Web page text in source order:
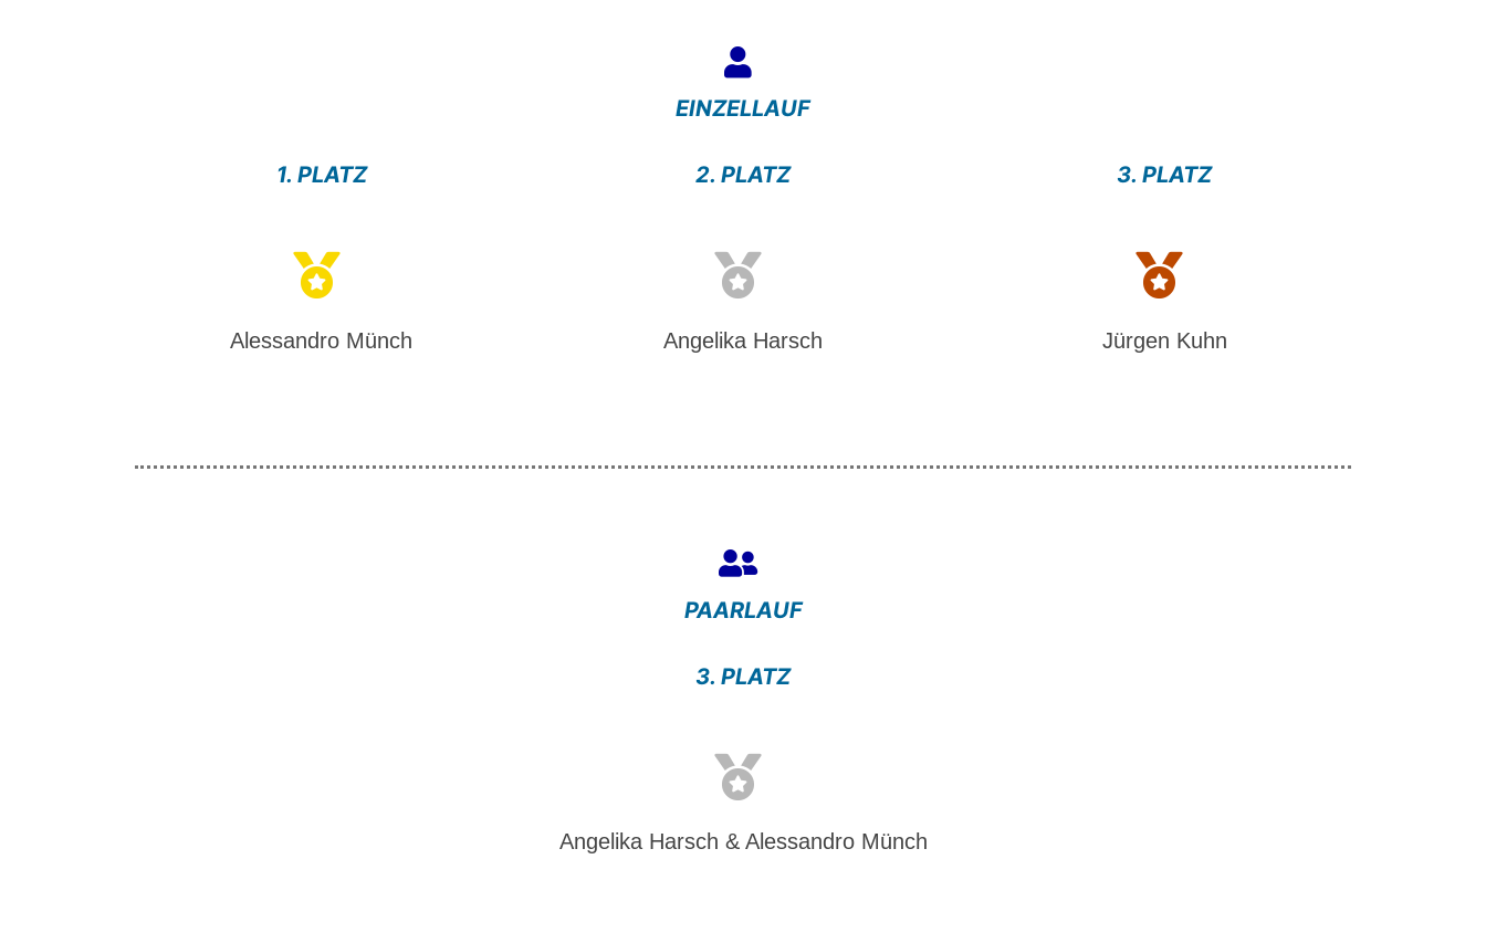
EINZELLAUF
1. PLATZ
Alessandro Münch
2. PLATZ
Angelika Harsch
3. PLATZ
Jürgen Kuhn
PAARLAUF
3. PLATZ
Angelika Harsch & Alessandro Münch